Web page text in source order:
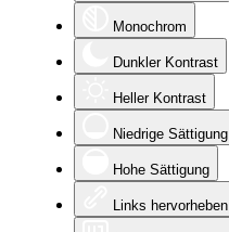
Monochrom
Dunkler Kontrast
Heller Kontrast
Niedrige Sättigung
Hohe Sättigung
Links hervorheben